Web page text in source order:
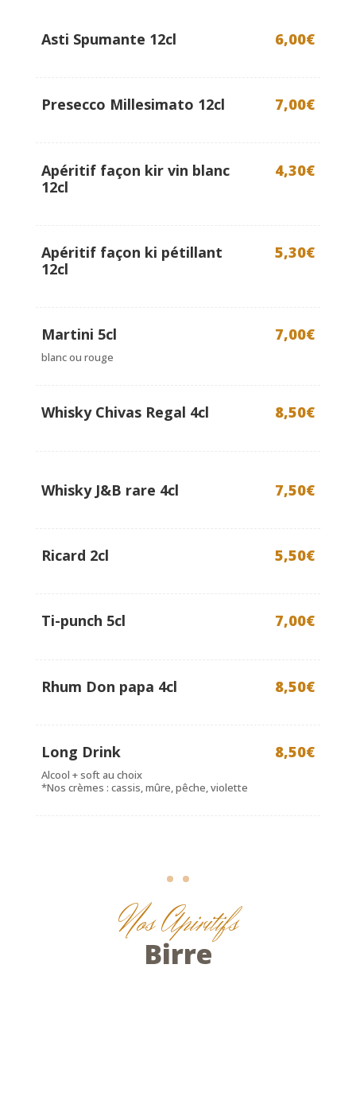
Asti Spumante 12cl 6,00€
Presecco Millesimato 12cl 7,00€
Apéritif façon kir vin blanc
12cl
4,30€
Apéritif façon ki pétillant
12cl
5,30€
Martini 5cl 7,00€
blanc ou rouge
Whisky Chivas Regal 4cl 8,50€
Whisky J&B rare 4cl 7,50€
Ricard 2cl 5,50€
Ti-punch 5cl 7,00€
Rhum Don papa 4cl 8,50€
Long Drink 8,50€
Alcool + soft au choix
*Nos crèmes : cassis, mûre, pêche, violette
Nos Apiritifs
Birre